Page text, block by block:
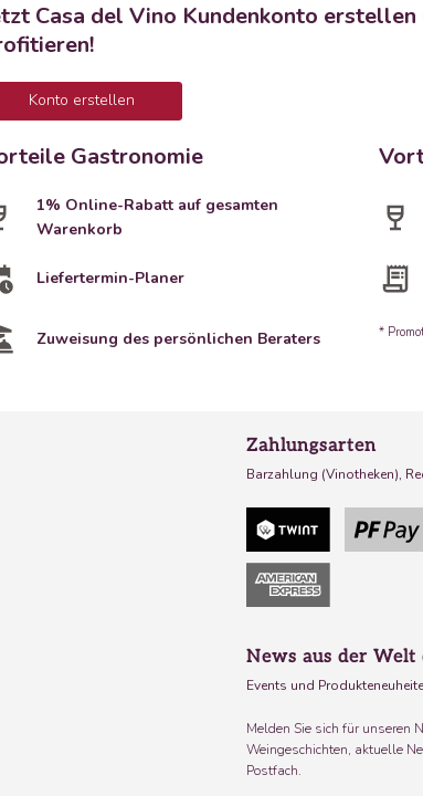
Casa del Vino Kundenkonto
Konto erstellen
Gastronomie
1% Online-Rabatt auf gesamten
Warenkorb
Liefertermin-Planer
Zuweisung des persönlichen Beraters *
Zahlungsarten
Barzahlung (Vinotheken),
News aus der Welt
Events und
Melden Sie sich für unseren
Weingeschichten, aktuelle
Postfach.